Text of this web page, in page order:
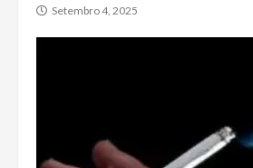
Setembro 4, 2025